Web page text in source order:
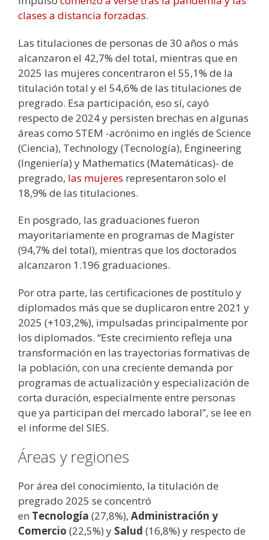
clases a distancia forzadas.
Las titulaciones de personas de 30 años o más
alcanzaron el 42,7% del total, mientras que en
2025 las mujeres concentraron el 55,1% de la
titulación total y el 54,6% de las titulaciones de
pregrado. Esa participación, eso sí, cayó
respecto de 2024 y persisten brechas en algunas
áreas como STEM -acrónimo en inglés de Science
(Ciencia), Technology (Tecnología), Engineering
(Ingeniería) y Mathematics (Matemáticas)- de
pregrado, las mujeres representaron solo el
18,9% de las titulaciones.
En posgrado, las graduaciones fueron
mayoritariamente en programas de Magíster
(94,7% del total), mientras que los doctorados
alcanzaron 1.196 graduaciones.
Por otra parte, las certificaciones de postítulo y
diplomados más que se duplicaron entre 2021 y
2025 (+103,2%), impulsadas principalmente por
los diplomados. “Este crecimiento refleja una
transformación en las trayectorias formativas de
la población, con una creciente demanda por
programas de actualización y especialización de
corta duración, especialmente entre personas
que ya participan del mercado laboral”, se lee en
el informe del SIES.
Áreas y regiones
Por área del conocimiento, la titulación de
pregrado 2025 se concentró
en Tecnología (27,8%), Administración y
Comercio (22,5%) y Salud (16,8%) y respecto de